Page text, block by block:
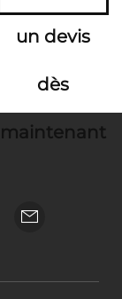
un devis
dès
maintenant